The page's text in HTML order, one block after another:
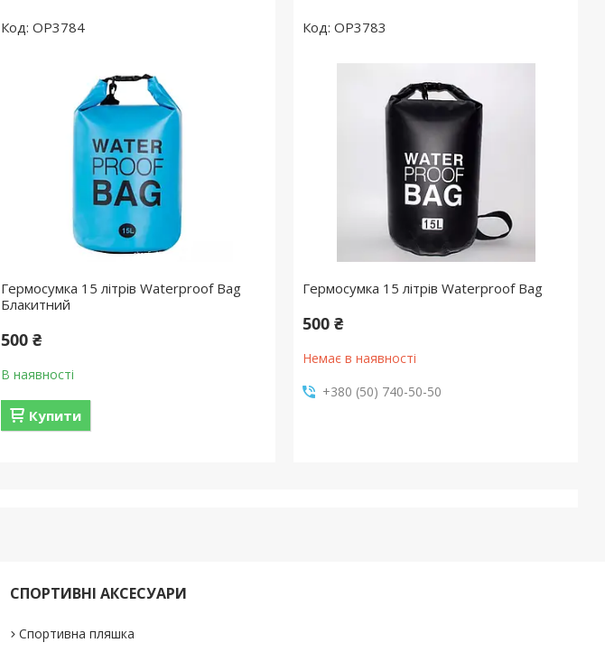
OP3784
Гермосумка 15 літрів Waterproof Bag
Блакитний
500 ₴
В наявності
Купити
OP3783
Гермосумка 15 літрів Waterproof Bag
500 ₴
Немає в наявності
+380 (50) 740-50-50
СПОРТИВНІ АКСЕСУАРИ
Спортивна пляшка